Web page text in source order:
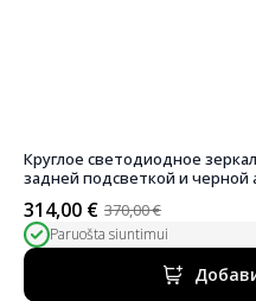
Круглое светодиодное
задней подсветкой и
370,00€
Первоначальная
цена
была:
370,00 €.
314,00 €
Текущая
цена:
314,00 €.
Paruošta siuntimui